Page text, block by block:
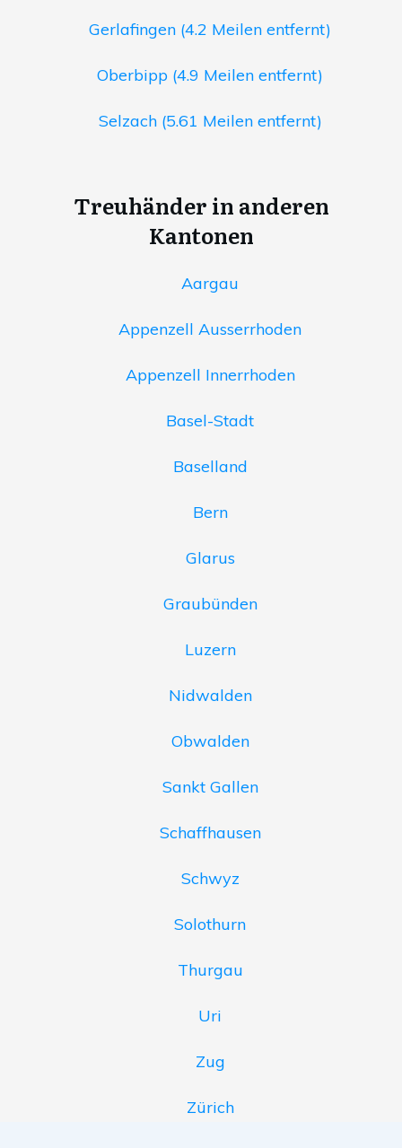
Gerlafingen (4.2 Meilen entfernt)
Oberbipp (4.9 Meilen entfernt)
Selzach (5.61 Meilen entfernt)
Treuhänder in anderen
Kantonen
Aargau
Appenzell Ausserrhoden
Appenzell Innerrhoden
Basel-Stadt
Baselland
Bern
Glarus
Graubünden
Luzern
Nidwalden
Obwalden
Sankt Gallen
Schaffhausen
Schwyz
Solothurn
Thurgau
Uri
Zug
Zürich